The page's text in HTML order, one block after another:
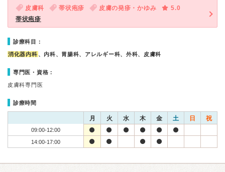
皮膚科 帯状疱疹 皮膚の発疹・かゆみ
5.0
帯状疱疹
診療科目：
消化器内科 、内科、胃腸科、アレルギー科、外科、皮膚科
専門医・資格：
皮膚科専門医
診療時間
月 火 水 木 金 土 日 祝
09:00-12:00
14:00-17:00